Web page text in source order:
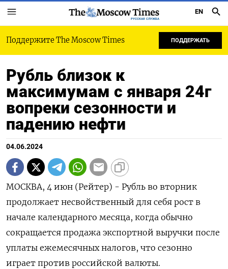
РУССКАЯ СЛУЖБА
EN
Поддержите The Moscow Times ПОДДЕРЖАТЬ
Рубль близок к
максимумам с января 24г
вопреки сезонности и
падению нефти
04.06.2024
МОСКВА, 4 июн (Рейтер) - Рубль во вторник
продолжает несвойственный для себя рост в
начале календарного месяца, когда обычно
сокращается продажа экспортной выручки после
уплаты ежемесячных налогов, что сезонно
играет против российской валюты.